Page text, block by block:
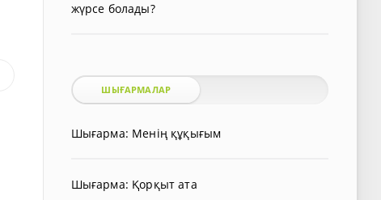
жүрсе болады?
ШЫҒАРМАЛАР
Шығарма: Менің құқығым
Шығарма: Қорқыт ата